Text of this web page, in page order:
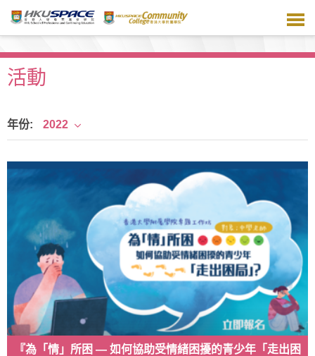
主
容活動
年份: 2022
『為「情」所困 — 如何協助受情緒困擾的青少年「走出困